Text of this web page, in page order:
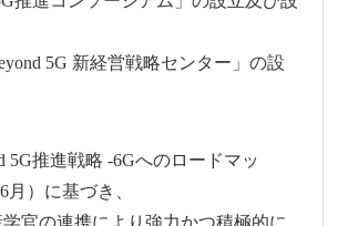
5G 新経営戦略センター」の設
推進戦略 -6Gへのロードマッ
月）に基づき、
の連携により強力かつ積極的に